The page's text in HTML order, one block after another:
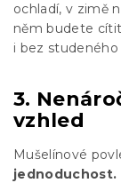
ochladí, v zimě
něm budete cítit
i bez
3.
vzhled
Mušelínové
jednoduchost.